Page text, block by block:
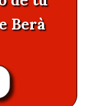
Berà